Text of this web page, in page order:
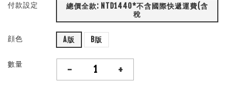
付款設定
總價全款: NTD1440*不含國際快遞運費(含
稅
顔色 A版 B版
數量 - +